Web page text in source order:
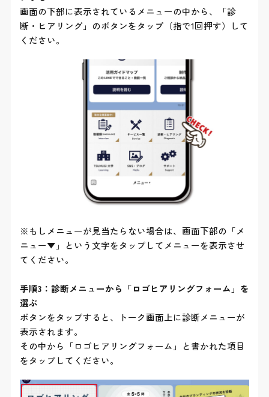
画面の下部に表示されているメニューの中から、「診
断・ヒアリング」のボタンをタップ（指で1回押す）して
ください。
※もしメニューが見当たらない場合は、画面下部の「メ
ニュー▼」という文字をタップしてメニューを表示させ
てください。
手順3：診断メニューから「ロゴヒアリングフォーム」を
選ぶ
ボタンをタップすると、トーク画面上に診断メニューが
表示されます。
その中から「ロゴヒアリングフォーム」と書かれた項目
をタップしてください。